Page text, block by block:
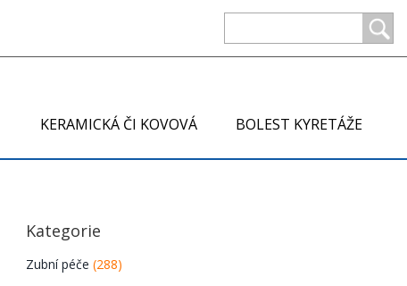
KERAMICKÁ ČI KOVOVÁ BOLEST KYRETÁŽE
Kategorie
Zubní péče(288)